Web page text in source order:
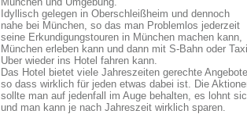
Idyllisch gelegen in Oberschleißheim und dennoch
nahe bei München, so das man Problemlos jederzeit
seine Erkundigungstouren in München machen kann,
München erleben kann und dann mit S-Bahn oder
Uber wieder ins Hotel fahren kann.
Das Hotel bietet viele Jahreszeiten gerechte
so dass wirklich für jeden etwas dabei ist. Die
sollte man auf jedenfall im Auge behalten, es lohnt
und man kann je nach Jahreszeit wirklich sparen.